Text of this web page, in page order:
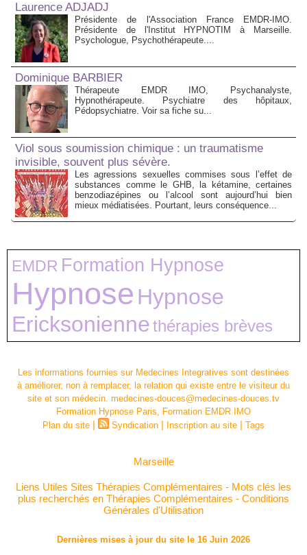
Laurence ADJADJ
Présidente de l'Association France EMDR-IMO.
Présidente de l'Institut HYPNOTIM à Marseille.
Psychologue, Psychothérapeute....
Dominique BARBIER
Thérapeute EMDR IMO, Psychanalyste,
Hypnothérapeute. Psychiatre des hôpitaux,
Pédopsychiatre. Voir sa fiche su...
Viol sous soumission chimique : un traumatisme
invisible, souvent plus sévère.
Les agressions sexuelles commises sous l’effet de
substances comme le GHB, la kétamine, certaines
benzodiazépines ou l’alcool sont aujourd’hui bien
mieux médiatisées. Pourtant, leurs conséquence...
EMDR Formation Hypnose
Hypnose Hypnose
Ericksoniennethérapies brèves
Les informations fournies sur Medecines Integratives sont destinées
à améliorer, non à remplacer, la relation qui existe entre le visiteur du
site et son médecin. medecines-douces@medecines-douces.tv
Formation Hypnose Paris, Formation EMDR IMO
Plan du site | Syndication | Inscription au site | Tags
Marseille
Liens Utiles Sites Thérapies Complémentaires - Mots clés les
plus recherchés en Thérapies Complémentaires - Conditions
Générales d'Utilisation
Dernières mises à jour du site le 16 Juin 2026